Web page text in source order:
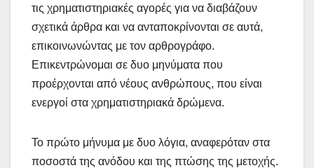
τις χρηματιστηριακές αγορές για να διαβάζουν
σχετικά άρθρα και να ανταποκρίνονται σε αυτά,
επικοινωνώντας με τον αρθρογράφο.
Επικεντρώνομαι σε δυο μηνύματα που
προέρχονται από νέους ανθρώπους, που είναι
ενεργοί στα χρηματιστηριακά δρώμενα.
Το πρώτο μήνυμα με δυο λόγια, αναφερόταν στα
ποσοστά της ανόδου και της πτώσης της μετοχής.